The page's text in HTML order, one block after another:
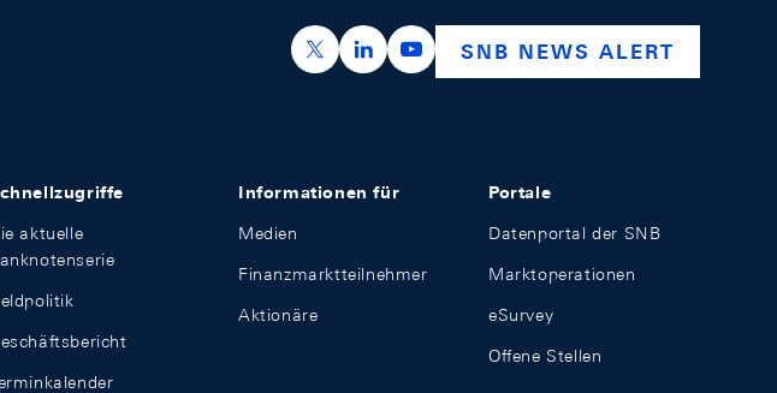
https://x.com/snb_bns
https://ch.linkedin.com/company/swiss-
https://www.youtube.com/
SNB NEWS ALERT
aktuelle
Informationen für
Medien
Finanzmarktteilnehmer
Aktionäre
Portale
Datenportal der SNB
Marktoperationen
eSurvey
Offene Stellen